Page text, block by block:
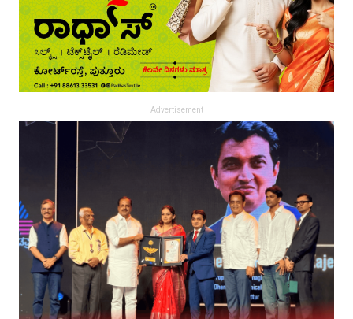
Advertisement